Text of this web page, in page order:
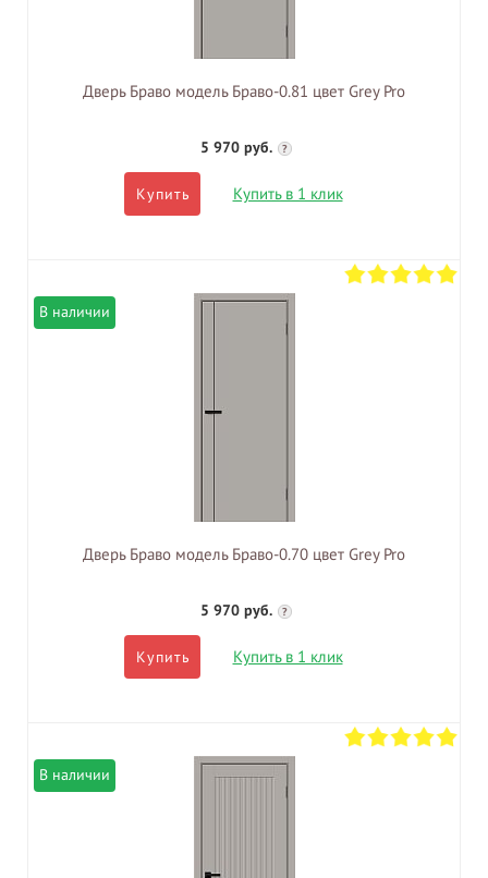
Дверь Браво модель Браво-0.81 цвет Grey Pro
5 970 руб. ?
Купить Купить в 1 клик
В наличии
Дверь Браво модель Браво-0.70 цвет Grey Pro
5 970 руб. ?
Купить Купить в 1 клик
В наличии